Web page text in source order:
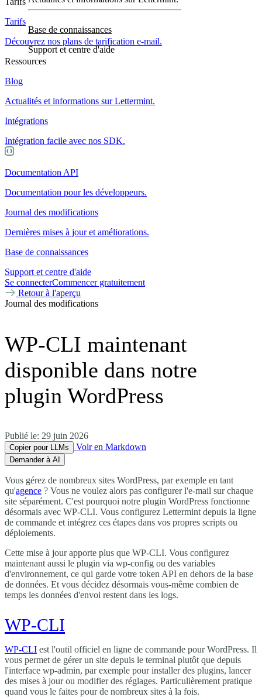
Base de connaissances
Support et centre d'aide
Tarifs
Découvrez nos plans de tarification e-mail.
Ressources
Blog
Actualités et informations sur Lettermint.
Intégrations
Intégration facile avec nos SDK.
Documentation API
Documentation pour les développeurs.
Journal des modifications
Dernières mises à jour et améliorations.
Base de connaissances
Support et centre d'aide
Se connecterCommencer gratuitement
Retour à l'aperçu
Journal des modifications
WP-CLI maintenant
disponible dans notre
plugin WordPress
Publié le: 29 juin 2026
Copier pour LLMs Voir en Markdown
Demander à AI
Vous gérez de nombreux sites WordPress, par exemple en tant
qu'agence ? Vous ne voulez alors pas configurer l'e-mail sur chaque
site séparément. C'est pourquoi notre plugin WordPress fonctionne
désormais avec WP-CLI. Vous configurez Lettermint depuis la ligne
de commande et intégrez ces étapes dans vos propres scripts ou
déploiements.
Cette mise à jour apporte plus que WP-CLI. Vous configurez
maintenant aussi le plugin via wp-config ou des variables
d'environnement, ce qui garde votre token API en dehors de la base
de données. Et vous décidez désormais vous-même combien de
temps les données d'envoi restent dans les logs.
WP-CLI
WP-CLI est l'outil officiel en ligne de commande pour WordPress. Il
vous permet de gérer un site depuis le terminal plutôt que depuis
l'interface wp-admin, par exemple pour installer des plugins, lancer
des mises à jour ou modifier des réglages. Particulièrement pratique
quand vous le faites pour de nombreux sites à la fois.